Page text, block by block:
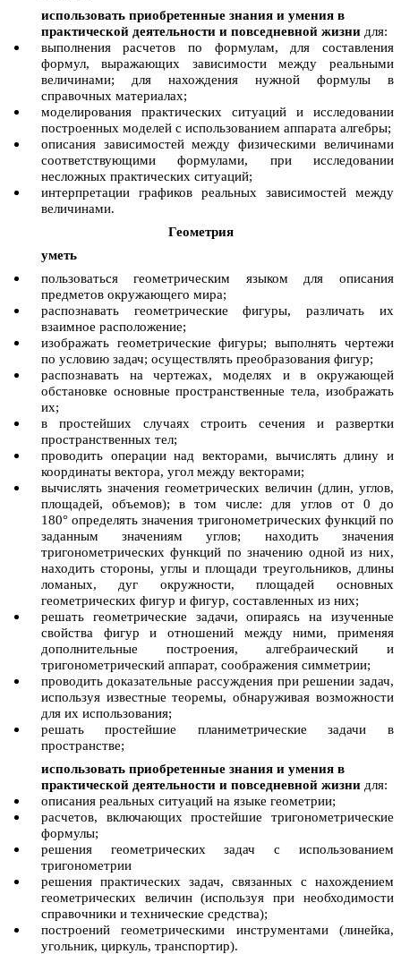
использовать приобретенные знания и умения в
практической деятельности и повседневной жизнидля:
выполнения расчетов по формулам, для составления
формул, выражающих зависимости между реальными
величинами; для нахождения нужной формулы в
справочных материалах;
моделирования практических ситуаций и исследовании
построенных моделей с использованием аппарата алгебры;
описания зависимостей между физическими величинами
соответствующими формулами, при исследовании
несложных практических ситуаций;
интерпретации графиков реальных зависимостей между
величинами.
Геометрия
уметь
пользоваться геометрическим языком для описания
предметов окружающего мира;
распознавать геометрические фигуры, различать их
взаимное расположение;
изображать геометрические фигуры; выполнять чертежи
по условию задач; осуществлять преобразования фигур;
распознавать на чертежах, моделях и в окружающей
обстановке основные пространственные тела, изображать
их;
в простейших случаях строить сечения и развертки
пространственных тел;
проводить операции над векторами, вычислять длину и
координаты вектора, угол между векторами;
вычислять значения геометрических величин (длин, углов,
площадей, объемов); в том числе: для углов от 0 до
180°определять значения тригонометрических функций по
заданным значениям углов; находить значения
тригонометрических функций по значению одной из них,
находить стороны, углы и площади треугольников, длины
ломаных, дуг окружности, площадей основных
геометрических фигур и фигур, составленных из них;
решать геометрические задачи, опираясь на изученные
свойства фигур и отношений между ними, применяя
дополнительные построения, алгебраический и
тригонометрический аппарат, соображения симметрии;
проводить доказательные рассуждения при решении задач,
используя известные теоремы, обнаруживая возможности
для их использования;
решать простейшие планиметрические задачи в
пространстве;
использовать приобретенные знания и умения в
практической деятельности и повседневной жизнидля:
описания реальных ситуаций на языке геометрии;
расчетов, включающих простейшие тригонометрические
формулы;
решения геометрических задач с использованием
тригонометрии
решения практических задач, связанных с нахождением
геометрических величин (используя при необходимости
справочники и технические средства);
построений геометрическими инструментами (линейка,
угольник, циркуль, транспортир).